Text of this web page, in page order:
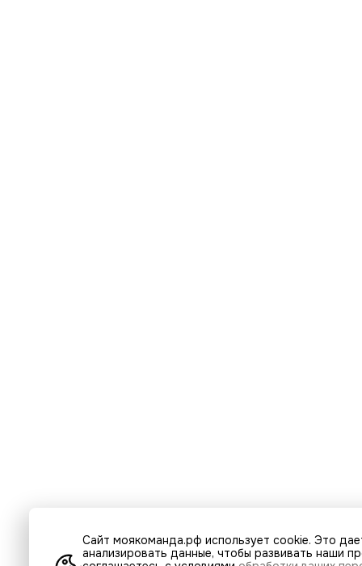
Сайт моякоманда.рф использует cookie. Это
анализировать данные, чтобы развивать наши